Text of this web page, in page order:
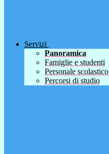
Servizi
Panoramica
Famiglie e studenti
Personale scolastico
Percorsi di studio